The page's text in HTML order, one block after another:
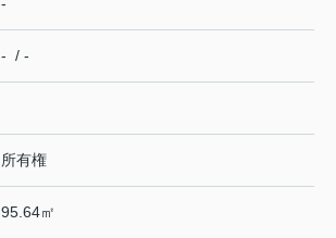
- / -
所有権
95.64㎡